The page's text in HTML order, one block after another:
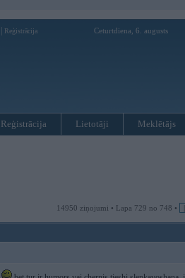
Reģistrācija Ceturtdiena, 6. augusts
Reģistrācija Lietotāji Meklētājs
14950 ziņojumi • Lapa 729 no 748 •